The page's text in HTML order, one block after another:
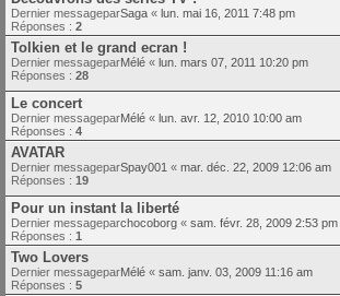
Dernier messageparSaga « lun. mai 16, 2011 7:48 pm
Réponses : 2
Tolkien et le grand ecran !
Dernier messageparMélé « lun. mars 07, 2011 10:20 pm
Réponses : 28
Le concert
Dernier messageparMélé « lun. avr. 12, 2010 10:00 am
Réponses : 4
AVATAR
Dernier messageparSpay001 « mar. déc. 22, 2009 12:06 am
Réponses : 19
Pour un instant la liberté
Dernier messageparchocoborg « sam. févr. 28, 2009 2:53 pm
Réponses : 1
Two Lovers
Dernier messageparMélé « sam. janv. 03, 2009 11:16 am
Réponses : 5